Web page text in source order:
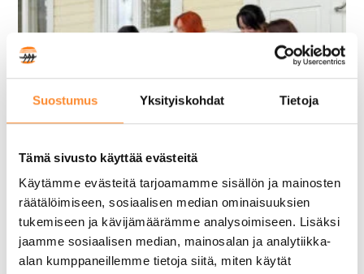
Suostumus Yksityiskohdat Tietoja
Tämä sivusto käyttää evästeitä
Käytämme evästeitä tarjoamamme sisällön ja mainosten
räätälöimiseen, sosiaalisen median ominaisuuksien
tukemiseen ja kävijämäärämme analysoimiseen. Lisäksi
jaamme sosiaalisen median, mainosalan ja analytiikka-
alan kumppaneillemme tietoja siitä, miten käytät
APPI-hanke puolivälissä – Mitä
osaamismerkkien pilotointi on
opettanut tähän mennessä?